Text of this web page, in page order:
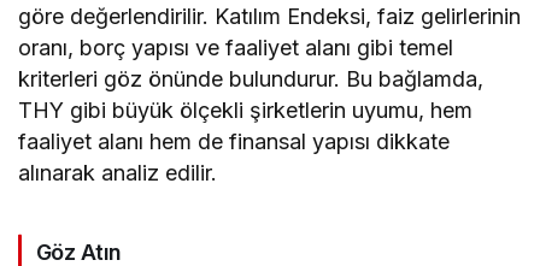
göre değerlendirilir. Katılım Endeksi, faiz gelirlerinin
oranı, borç yapısı ve faaliyet alanı gibi temel
kriterleri göz önünde bulundurur. Bu bağlamda,
THY gibi büyük ölçekli şirketlerin uyumu, hem
faaliyet alanı hem de finansal yapısı dikkate
alınarak analiz edilir.
Göz Atın